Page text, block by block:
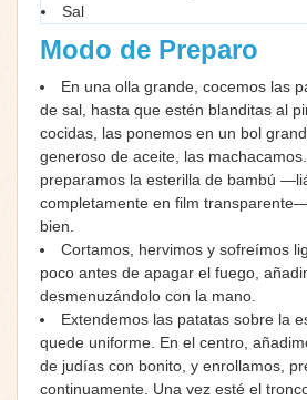
Sal
Modo de Preparo
En una olla grande, cocemos las
de sal, hasta que estén blanditas al
cocidas, las ponemos en un bol
generoso de aceite, las
preparamos la esterilla de bambú
completamente en film
bien.
Cortamos, hervimos y sofreímos
poco antes de apagar el fuego,
desmenuzándolo con la mano.
Extendemos las patatas sobre la
quede uniforme. En el centro,
de judías con bonito, y enrollamos,
continuamente. Una vez esté el